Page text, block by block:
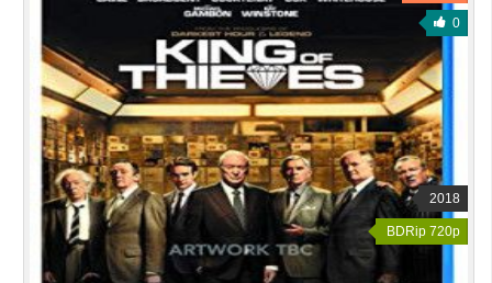
0
2018
BDRip 720p